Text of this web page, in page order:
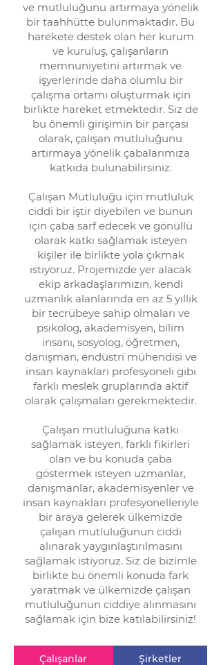
ve mutluluğunu artırmaya yönelik
bir taahhütte bulunmaktadır. Bu
harekete destek olan her kurum
ve kuruluş, çalışanların
memnuniyetini artırmak ve
işyerlerinde daha olumlu bir
çalışma ortamı oluşturmak için
birlikte hareket etmektedir. Siz de
bu önemli girişimin bir parçası
olarak, çalışan mutluluğunu
artırmaya yönelik çabalarımıza
katkıda bulunabilirsiniz.
Çalışan Mutluluğu için mutluluk
ciddi bir iştir diyebilen ve bunun
için çaba sarf edecek ve gönüllü
olarak katkı sağlamak isteyen
kişiler ile birlikte yola çıkmak
istiyoruz. Projemizde yer alacak
ekip arkadaşlarımızın, kendi
uzmanlık alanlarında en az 5 yıllık
bir tecrübeye sahip olmaları ve
psikolog, akademisyen, bilim
insanı, sosyolog, öğretmen,
danışman, endüstri mühendisi ve
insan kaynakları profesyoneli gibi
farklı meslek gruplarında aktif
olarak çalışmaları gerekmektedir.
Çalışan mutluluğuna katkı
sağlamak isteyen, farklı fikirleri
olan ve bu konuda çaba
göstermek isteyen uzmanlar,
danışmanlar, akademisyenler ve
insan kaynakları profesyonelleriyle
bir araya gelerek ülkemizde
çalışan mutluluğunun ciddi
alınarak yaygınlaştırılmasını
sağlamak istiyoruz. Siz de bizimle
birlikte bu önemli konuda fark
yaratmak ve ülkemizde çalışan
mutluluğunun ciddiye alınmasını
sağlamak için bize katılabilirsiniz!
Çalışanlar Şirketler